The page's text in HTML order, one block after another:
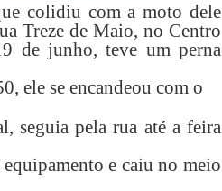
colidiu com a moto dele
Treze de Maio, no Centro
de junho, teve um perna
ele se encandeou com o
seguia pela rua até a feira
e caiu no meio